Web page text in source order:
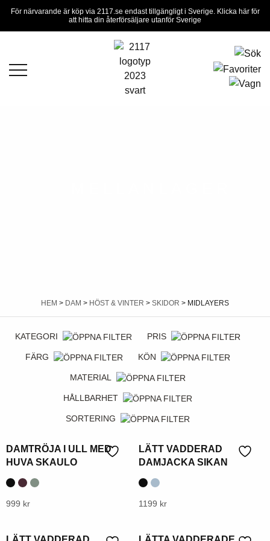
För närvarande är köp via 2117.se endast tillgängligt i Sverige. Klicka här för
att hitta din återförsäljare utanför Sverige
HEM > DAM > HÖST & VINTER > SKIDOR > MIDLAYERS
KATEGORI PRIS
FÄRG KÖN
MATERIAL
HÅLLBARHET
SORTERING
DAMTRÖJA I ULL MED
HUVA SKAULO
Denna
har
999 kr
LÄTT VADDERAD
DAMJACKA SIKAN
Denna
har
1199 kr